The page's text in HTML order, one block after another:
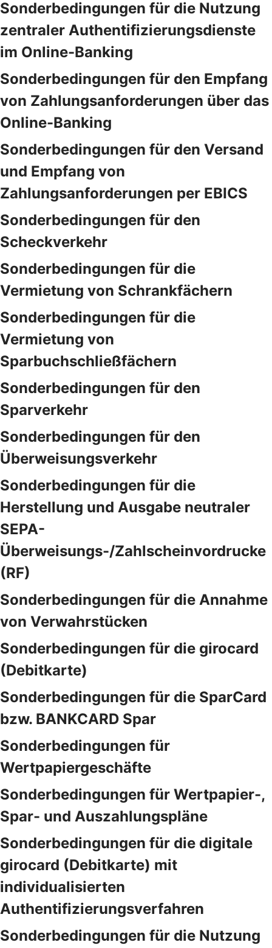
Sonderbedingungen für die Nutzung
zentraler Authentifizierungsdienste
im Online-Banking
Sonderbedingungen für den Empfang
von Zahlungsanforderungen über das
Online-Banking
Sonderbedingungen für den Versand
und Empfang von
Zahlungsanforderungen per EBICS
Sonderbedingungen für den
Scheckverkehr
Sonderbedingungen für die
Vermietung von Schrankfächern
Sonderbedingungen für die
Vermietung von
Sparbuchschließfächern
Sonderbedingungen für den
Sparverkehr
Sonderbedingungen für den
Überweisungsverkehr
Sonderbedingungen für die
Herstellung und Ausgabe neutraler
SEPA-
Überweisungs-/Zahlscheinvordrucke
(RF)
Sonderbedingungen für die Annahme
von Verwahrstücken
Sonderbedingungen für die girocard
(Debitkarte)
Sonderbedingungen für die SparCard
bzw. BANKCARD Spar
Sonderbedingungen für
Wertpapiergeschäfte
Sonderbedingungen für Wertpapier-,
Spar- und Auszahlungspläne
Sonderbedingungen für die digitale
girocard (Debitkarte) mit
individualisierten
Authentifizierungsverfahren
Sonderbedingungen für die Nutzung